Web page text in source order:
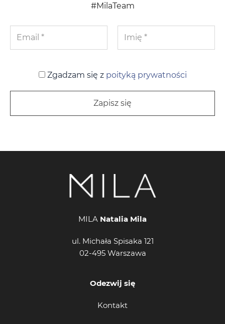
#MilaTeam
Zgadzam się z poityką prywatności
MILA Natalia Mila
ul. Michała Spisaka 121
02-495 Warszawa
Odezwij się
Kontakt